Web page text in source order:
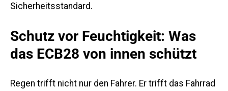
Sicherheitsstandard.
Schutz vor Feuchtigkeit: Was
das ECB28 von innen schützt
Regen trifft nicht nur den Fahrer. Er trifft das Fahrrad